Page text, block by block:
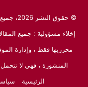
© حقوق النشر 2026، جميع الحقوق محفوظة لـموقع المايسترو الرياضي
إخلاء مسؤولية : جميع
محرريها فقط ، وإدارة
المنشورة ، فهي لا
الرئيسية